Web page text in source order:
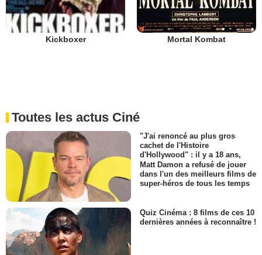
Kickboxer Mortal Kombat
Toutes les actus Ciné
"J'ai renoncé au plus gros
cachet de l'Histoire
d'Hollywood" : il y a 18 ans,
Matt Damon a refusé de jouer
dans l'un des meilleurs films de
super-héros de tous les temps
Quiz Cinéma : 8 films de ces 10
dernières années à reconnaître !